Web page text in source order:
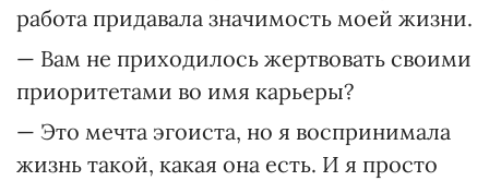
работа придавала значимость моей жизни.
— Вам не приходилось жертвовать своими
приоритетами во имя карьеры?
— Это мечта эгоиста, но я воспринимала
жизнь такой, какая она есть. И я просто